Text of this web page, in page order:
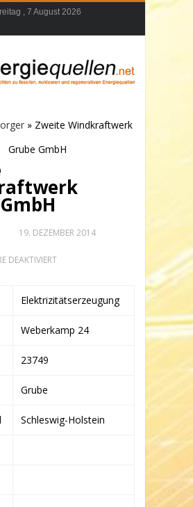
, 7 August 2026
» Zweite Windkraftwerk
Grube GmbH
19. DEZEMBER 2014
DEAKTIVIERTFÜR
GMBH
Elektrizitätserzeugung
Weberkamp 24
23749
Grube
Schleswig-Holstein